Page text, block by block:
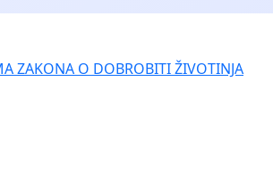
ZAKONA O DOBROBITI ŽIVOTINJA